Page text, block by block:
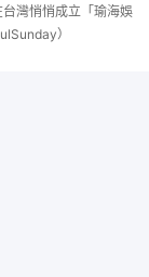
灣悄悄成立「瑜海娛
）